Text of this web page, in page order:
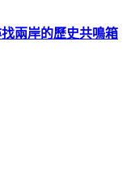
兩岸的歷史共鳴箱